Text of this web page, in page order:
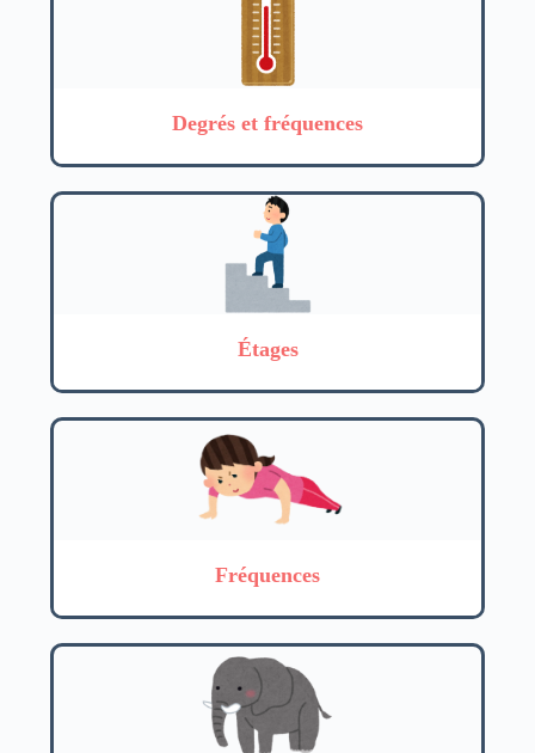
Degrés et fréquences
Étages
Fréquences